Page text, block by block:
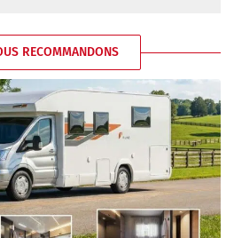
RECOMMANDONS